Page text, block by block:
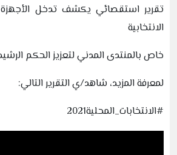
تقرير استقصائي يكشف تدخل الأجهزة
الانتخابية
خاص بالمنتدى المدني لتعزيز الحكم
لمعرفة المزيد، شاهد/ي التقرير التالي:
#الانتخابات_المحلية2021